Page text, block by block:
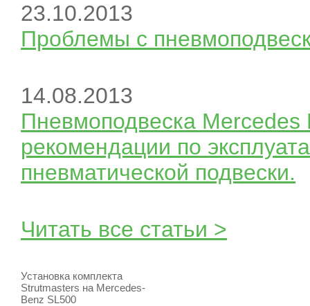
23.10.2013
Проблемы с
14.08.2013
Пневмоподвеска
рекомендации по
пневматической подвески.
Читать все статьи >
Установка комплекта
Strutmasters на Mercedes-
Benz SL500